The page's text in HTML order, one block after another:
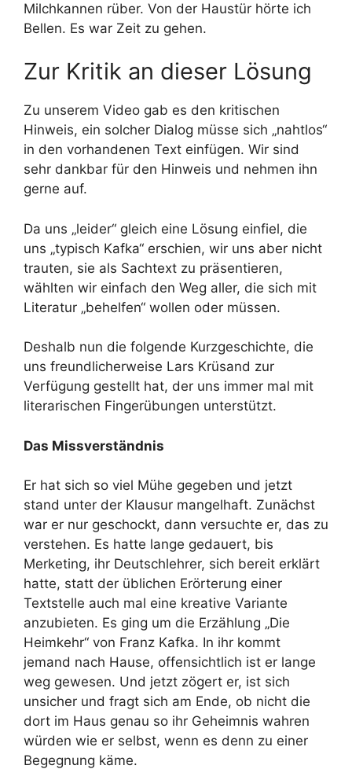
Milchkannen rüber. Von der Haustür hörte ich
Bellen. Es war Zeit zu gehen.
Zur Kritik an dieser Lösung
Zu unserem Video gab es den kritischen
Hinweis, ein solcher Dialog müsse sich „nahtlos“
in den vorhandenen Text einfügen. Wir sind
sehr dankbar für den Hinweis und nehmen ihn
gerne auf.
Da uns „leider“ gleich eine Lösung einfiel, die
uns „typisch Kafka“ erschien, wir uns aber nicht
trauten, sie als Sachtext zu präsentieren,
wählten wir einfach den Weg aller, die sich mit
Literatur „behelfen“ wollen oder müssen.
Deshalb nun die folgende Kurzgeschichte, die
uns freundlicherweise Lars Krüsand zur
Verfügung gestellt hat, der uns immer mal mit
literarischen Fingerübungen unterstützt.
Das Missverständnis
Er hat sich so viel Mühe gegeben und jetzt
stand unter der Klausur mangelhaft. Zunächst
war er nur geschockt, dann versuchte er, das zu
verstehen. Es hatte lange gedauert, bis
Merketing, ihr Deutschlehrer, sich bereit erklärt
hatte, statt der üblichen Erörterung einer
Textstelle auch mal eine kreative Variante
anzubieten. Es ging um die Erzählung „Die
Heimkehr“ von Franz Kafka. In ihr kommt
jemand nach Hause, offensichtlich ist er lange
weg gewesen. Und jetzt zögert er, ist sich
unsicher und fragt sich am Ende, ob nicht die
dort im Haus genau so ihr Geheimnis wahren
würden wie er selbst, wenn es denn zu einer
Begegnung käme.